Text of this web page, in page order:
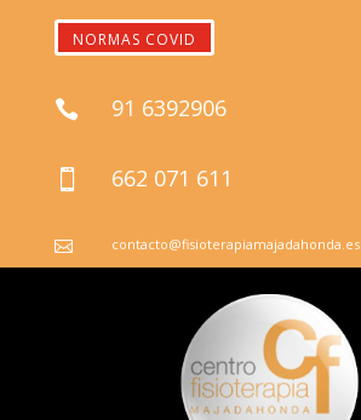
NORMAS COVID
 91 6392906
 662 071 611
 contacto@fisioterapiamajadahonda.es